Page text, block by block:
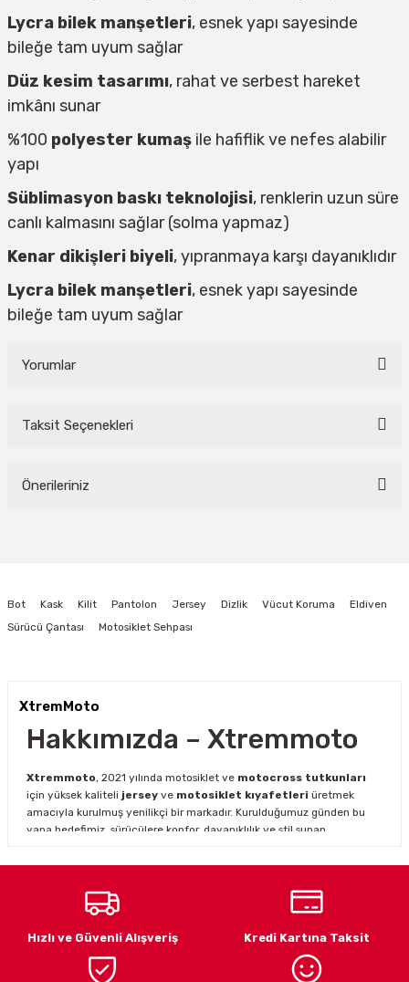
Lycra bilek manşetleri, esnek yapı sayesinde
bileğe tam uyum sağlar
Düz kesim tasarımı, rahat ve serbest hareket
imkânı sunar
%100 polyester kumaş ile hafiflik ve nefes alabilir
yapı
Süblimasyon baskı teknolojisi, renklerin uzun süre
canlı kalmasını sağlar (solma yapmaz)
Kenar dikişleri biyeli, yıpranmaya karşı dayanıklıdır
Lycra bilek manşetleri, esnek yapı sayesinde
bileğe tam uyum sağlar
Yorumlar
Taksit Seçenekleri
Önerileriniz
Ürün resmi kalitesiz, bozuk veya görüntülenemiyor.
Ürün fiyatı diğer sitelerden daha pahalı.
Bu ürüne benzer farklı alternatifler olmalı.
Bot Kask Kilit Pantolon Jersey Dizlik Vücut Koruma
Eldiven
Sürücü Çantası
Motosiklet Sehpası
XtremMoto
Hakkımızda – Xtremmoto
Xtremmoto, 2021 yılında motosiklet ve motocross tutkunları
için yüksek kaliteli jersey ve motosiklet kıyafetleri üretmek
amacıyla kurulmuş yenilikçi bir markadır. Kurulduğumuz günden bu
yana hedefimiz, sürücülere konfor, dayanıklılık ve stil sunan
karşılamak için genişleyen ürün yelpazemiz ile hem profesyonel
hem amatör sürücülere hitap ediyoruz.
Xtremmoto jersey
performansınızı desteklerken, zorlu arazi koşullarında maksimum
konfor sağlar.
Hızlı ve Güvenli Alışveriş Kredi Kartına Taksit